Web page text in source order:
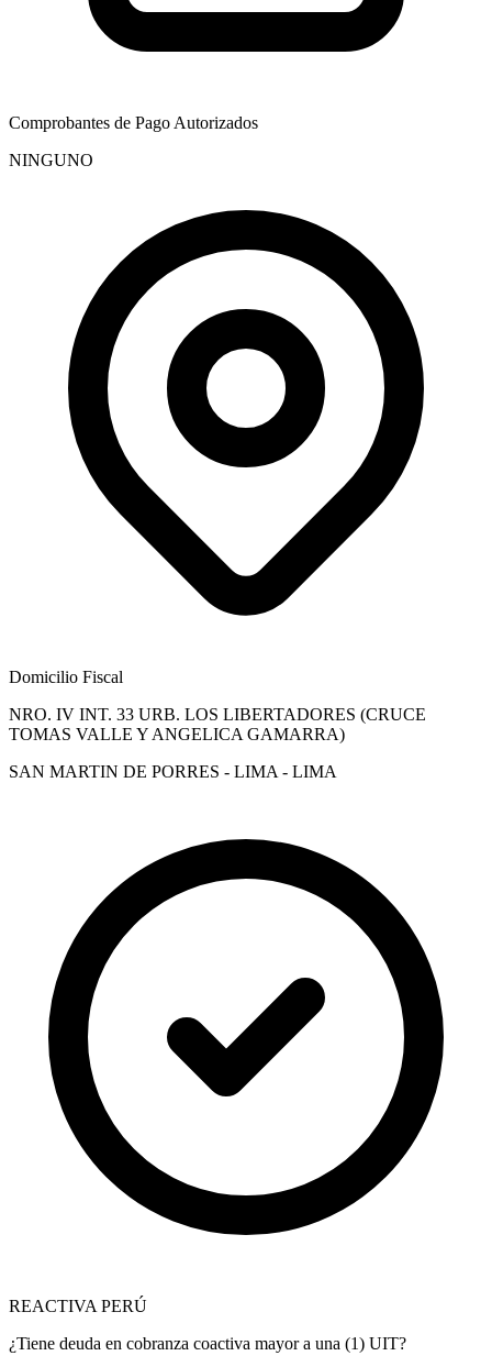
Comprobantes de Pago Autorizados
NINGUNO
Domicilio Fiscal
NRO. IV INT. 33 URB. LOS LIBERTADORES (CRUCE
TOMAS VALLE Y ANGELICA GAMARRA)
SAN MARTIN DE PORRES - LIMA - LIMA
REACTIVA PERÚ
¿Tiene deuda en cobranza coactiva mayor a una (1) UIT?